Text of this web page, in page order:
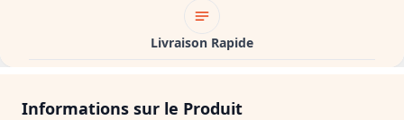
Livraison Rapide
Informations sur le Produit